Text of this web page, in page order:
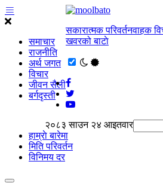
समाचार
राजनीति
अर्थ जगत
विचार
जीवन सैली
बर्गदृस्ती
सकारात्मक परिवर्तनवाहक
खवरको बाटाे
२०८३ साउन २४ आइतवार
हाम्राे बारेमा
मिति परिवर्तन
विनिमय दर